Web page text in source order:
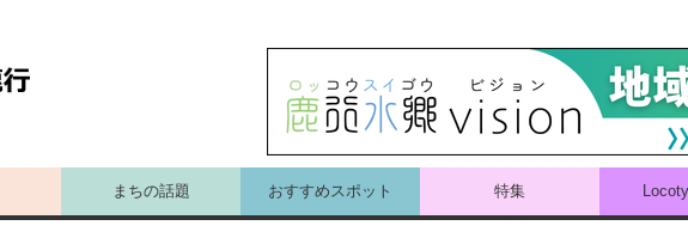
まちの話題 おすすめスポット 特集